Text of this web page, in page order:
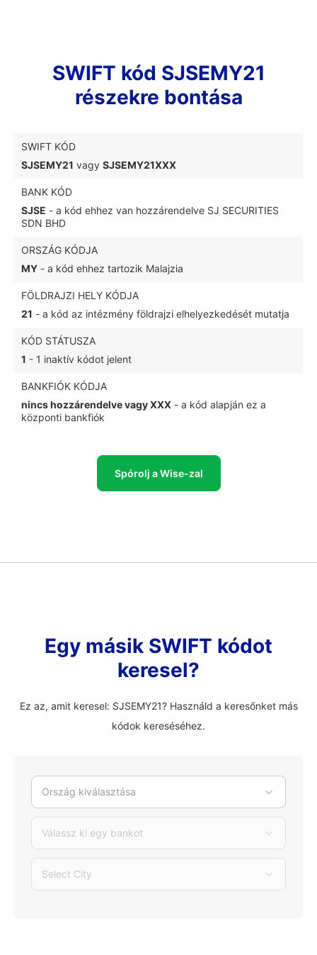
SWIFT kód SJSEMY21
részekre bontása
SWIFT KÓD
SJSEMY21 vagy SJSEMY21XXX
BANK KÓD
SJSE - a kód ehhez van hozzárendelve SJ SECURITIES
SDN BHD
ORSZÁG KÓDJA
MY - a kód ehhez tartozik Malajzia
FÖLDRAJZI HELY KÓDJA
21 - a kód az intézmény földrajzi elhelyezkedését mutatja
KÓD STÁTUSZA
1 - 1 inaktív kódot jelent
BANKFIÓK KÓDJA
nincs hozzárendelve vagy XXX - a kód alapján ez a
központi bankfiók
Spórolj a Wise-zal
Egy másik SWIFT kódot
keresel?
Ez az, amit keresel: SJSEMY21? Használd a keresőnket más
kódok kereséséhez.
Ország kiválasztása
Válassz ki egy bankot
Select City